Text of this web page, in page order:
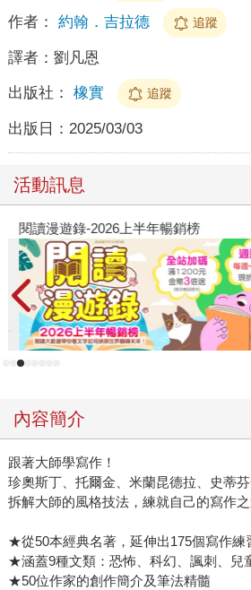
作者： 約翰．吉拉德 追蹤
譯者： 劉凡恩
出版社： 橡實 追蹤
出版日： 2025/03/03
活動訊息
閱讀漫遊錄-2026上半年暢銷榜
內容簡介
跟著大師學寫作！
珍奧斯丁、托爾金、米蘭昆德拉、史蒂
拆解大師的風格技法，練就自己的寫作
★從50本經典名著，延伸出175個寫作練
★涵蓋9種文類：恐怖、科幻、諷刺、
★50位作家的創作簡介及筆法精髓